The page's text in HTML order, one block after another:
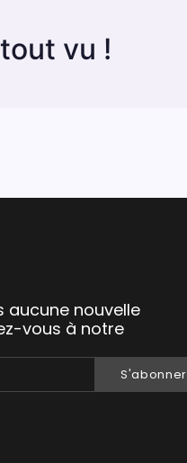
vu !
aucune nouvelle
vous à notre
S'abonner